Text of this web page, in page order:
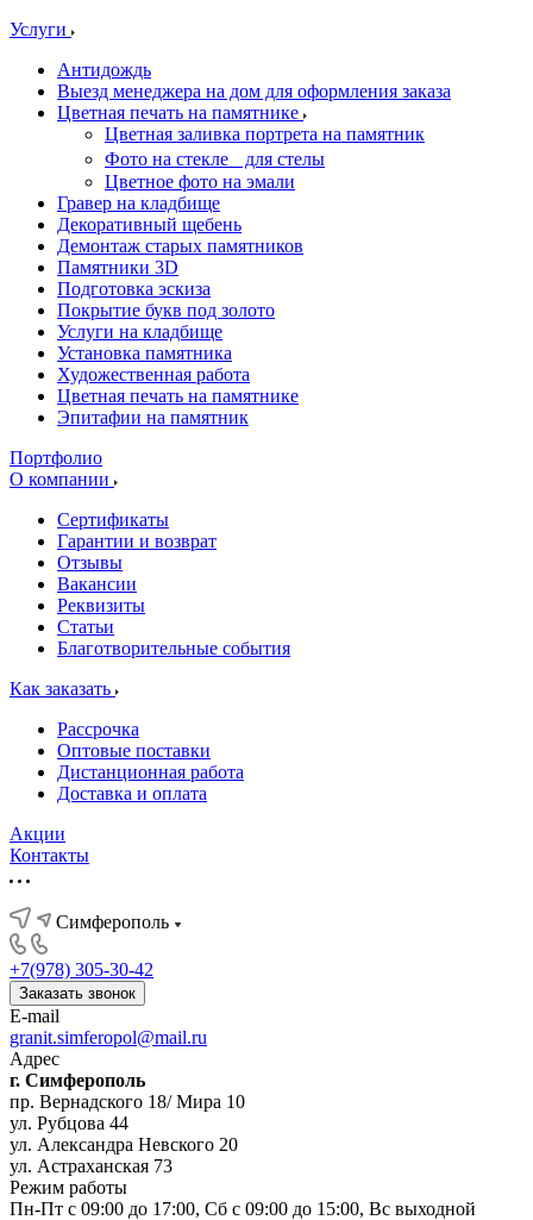
Услуги
Антидождь
Выезд менеджера на дом для оформления заказа
Цветная печать на памятнике
Цветная заливка портрета на памятник
Фото на стекле для стелы
Цветное фото на эмали
Гравер на кладбище
Декоративный щебень
Демонтаж старых памятников
Памятники 3D
Подготовка эскиза
Покрытие букв под золото
Услуги на кладбище
Установка памятника
Художественная работа
Цветная печать на памятнике
Эпитафии на памятник
Портфолио
О компании
Сертификаты
Гарантии и возврат
Отзывы
Вакансии
Реквизиты
Статьи
Благотворительные события
Как заказать
Рассрочка
Оптовые поставки
Дистанционная работа
Доставка и оплата
Акции
Контакты
Симферополь
+7(978) 305-30-42
Заказать звонок
E-mail
granit.simferopol@mail.ru
Адрес
г. Симферополь
пр. Вернадского 18/ Мира 10
ул. Рубцова 44
ул. Александра Невского 20
ул. Астраханская 73
Режим работы
Пн-Пт с 09:00 до 17:00, Сб с 09:00 до 15:00, Вс выходной